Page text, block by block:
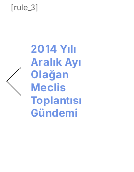
[rule_3]
2014 Yılı
Aralık Ayı
Olağan
Meclis
Toplantısı
Gündemi